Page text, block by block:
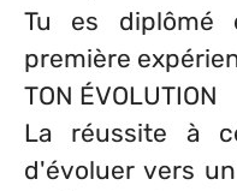
Tu es diplômé
première
TON ÉVOLUTION
La réussite à
d'évoluer vers